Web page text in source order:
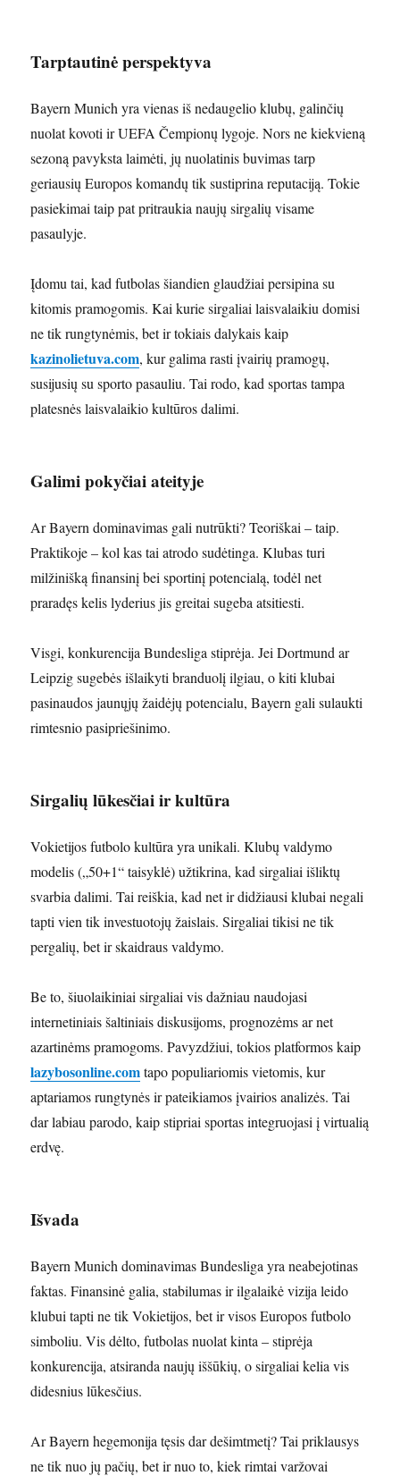
Tarptautinė perspektyva
Bayern Munich yra vienas iš nedaugelio klubų, galinčių
nuolat kovoti ir UEFA Čempionų lygoje. Nors ne kiekvieną
sezoną pavyksta laimėti, jų nuolatinis buvimas tarp
geriausių Europos komandų tik sustiprina reputaciją. Tokie
pasiekimai taip pat pritraukia naujų sirgalių visame
pasaulyje.
Įdomu tai, kad futbolas šiandien glaudžiai persipina su
kitomis pramogomis. Kai kurie sirgaliai laisvalaikiu domisi
ne tik rungtynėmis, bet ir tokiais dalykais kaip
kazinolietuva.com, kur galima rasti įvairių pramogų,
susijusių su sporto pasauliu. Tai rodo, kad sportas tampa
platesnės laisvalaikio kultūros dalimi.
Galimi pokyčiai ateityje
Ar Bayern dominavimas gali nutrūkti? Teoriškai – taip.
Praktikoje – kol kas tai atrodo sudėtinga. Klubas turi
milžinišką finansinį bei sportinį potencialą, todėl net
praradęs kelis lyderius jis greitai sugeba atsitiesti.
Visgi, konkurencija Bundesliga stiprėja. Jei Dortmund ar
Leipzig sugebės išlaikyti branduolį ilgiau, o kiti klubai
pasinaudos jaunųjų žaidėjų potencialu, Bayern gali sulaukti
rimtesnio pasipriešinimo.
Sirgalių lūkesčiai ir kultūra
Vokietijos futbolo kultūra yra unikali. Klubų valdymo
modelis („50+1“ taisyklė) užtikrina, kad sirgaliai išliktų
svarbia dalimi. Tai reiškia, kad net ir didžiausi klubai negali
tapti vien tik investuotojų žaislais. Sirgaliai tikisi ne tik
pergalių, bet ir skaidraus valdymo.
Be to, šiuolaikiniai sirgaliai vis dažniau naudojasi
internetiniais šaltiniais diskusijoms, prognozėms ar net
azartinėms pramogoms. Pavyzdžiui, tokios platformos kaip
lazybosonline.comtapo populiariomis vietomis, kur
aptariamos rungtynės ir pateikiamos įvairios analizės. Tai
dar labiau parodo, kaip stipriai sportas integruojasi į virtualią
erdvę.
Išvada
Bayern Munich dominavimas Bundesliga yra neabejotinas
faktas. Finansinė galia, stabilumas ir ilgalaikė vizija leido
klubui tapti ne tik Vokietijos, bet ir visos Europos futbolo
simboliu. Vis dėlto, futbolas nuolat kinta – stiprėja
konkurencija, atsiranda naujų iššūkių, o sirgaliai kelia vis
didesnius lūkesčius.
Ar Bayern hegemonija tęsis dar dešimtmetį? Tai priklausys
ne tik nuo jų pačių, bet ir nuo to, kiek rimtai varžovai